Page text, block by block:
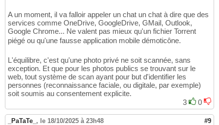
A un moment, il va falloir appeler un chat un chat à dire que des
services comme OneDrive, GoogleDrive, GMail, Outlook,
Google Chrome... Ne valent pas mieux qu'un fichier Torrent
piégé ou qu'une fausse application mobile démoticône.
L'équilibre, c'est qu'une photo privé ne soit scannée, sans
exception. Et que pour les photos publics se trouvant sur le
web, tout système de scan ayant pour but d'identifier les
personnes (reconnaissance faciale, ou digitale, par exemple)
soit soumis au consentement explicite.
3
0
_PaTaTe_ , le 18/10/2025 à 23h48 #9